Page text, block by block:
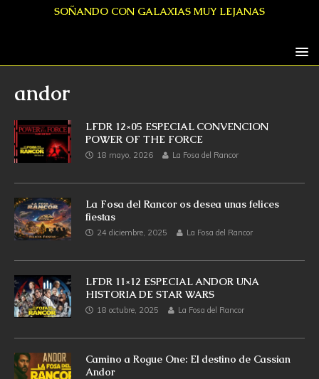
SOÑANDO CON GALAXIAS MUY LEJANAS
andor
LFDR 12×05 ESPECIAL CONVENCION
POWER OF THE FORCE
18 mayo, 2026 La Fosa del Rancor
La Fosa del Rancor os desea unas felices
fiestas
24 diciembre, 2025 La Fosa del Rancor
LFDR 11×12 ESPECIAL ANDOR UNA
HISTORIA DE STAR WARS
18 octubre, 2025 La Fosa del Rancor
Camino a Rogue One: El destino de Cassian
Andor